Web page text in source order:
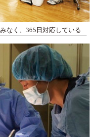
なく、365日対応している